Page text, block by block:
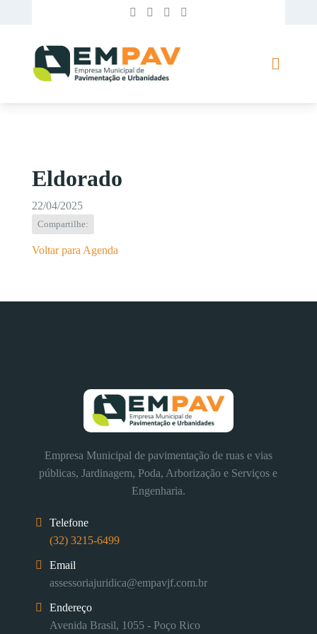
Eldorado
22/04/2025
Compartilhe:
Voltar para Agenda
Empresa Municipal de pavimentação de ruas e vias
públicas, Jardinagem, Poda, Arborização e Serviços e
Engenharia.
Telefone
(32) 3215-6499
Email
assessoriajuridica@empavjf.com.br
Endereço
Avenida Brasil, 1055 - Poço Rico